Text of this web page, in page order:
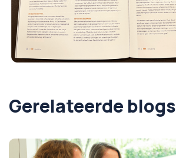
Gerelateerde blogs